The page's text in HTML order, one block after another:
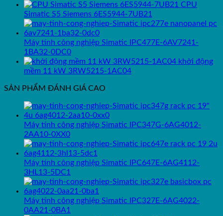
CPU
Simatic S5 Siemens 6ES5944-7UB21
Máy tính công nghiệp Simatic IPC477E-6AV7241-
1BA32-0DC0
khởi động
mềm 11 kW 3RW5215-1AC04
SẢN PHẨM ĐÁNH GIÁ CAO
Máy tính công nghiệp Simatic IPC347G-6AG4012-
2AA10-0XX0
Máy tính công nghiệp Simatic IPC647E-6AG4112-
3HL13-5DC1
Máy tính công nghiệp Simatic IPC327E-6AG4022-
0AA21-0BA1